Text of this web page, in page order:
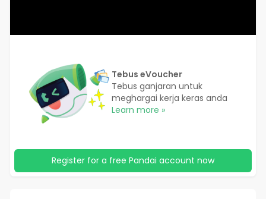
Tebus eVoucher
Tebus ganjaran untuk
meghargai kerja keras anda
Learn more »
Register for a free Pandai account now